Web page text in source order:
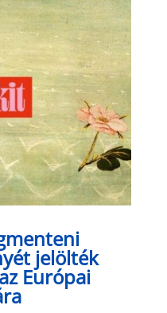
jelölték
Európai